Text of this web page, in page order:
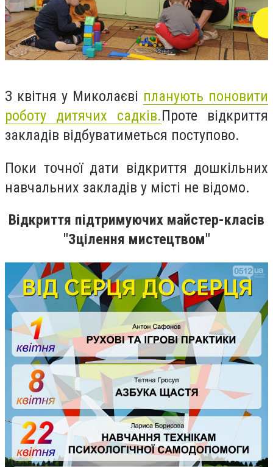
З квітня у Миколаєві планують поновити
роботу дитячих садків.Проте відкриття
закладів відбуватиметься поступово.
Поки точної дати відкриття дошкільних
навчальних закладів у місті не відомо.
Відкриття підтримуючих майстер-класів
"Зцілення мистецтвом"